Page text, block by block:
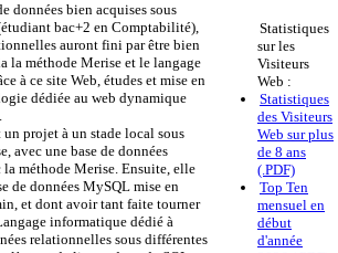
données bien acquises sous
bac+2 en Comptabilité),
auront fini par être bien
la méthode Merise et le langage
à ce site Web, études et mise en
dédiée au web dynamique
projet à un stade local sous
avec une base de données
méthode Merise. Ensuite, elle
de données MySQL mise en
et dont avoir tant faite tourner
informatique dédié à
relationnelles sous différentes
Statistiques
sur les
Visiteurs
Web :
Statistiques
des Visiteurs
Web sur plus
de 8 ans
(.PDF)
Top Ten
mensuel en
début
d'année